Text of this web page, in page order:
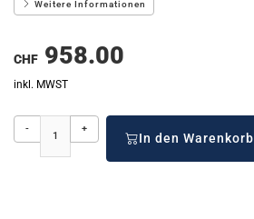
Weitere Informationen
CHF 958.00
inkl. MWST
- +
In den Warenkorb